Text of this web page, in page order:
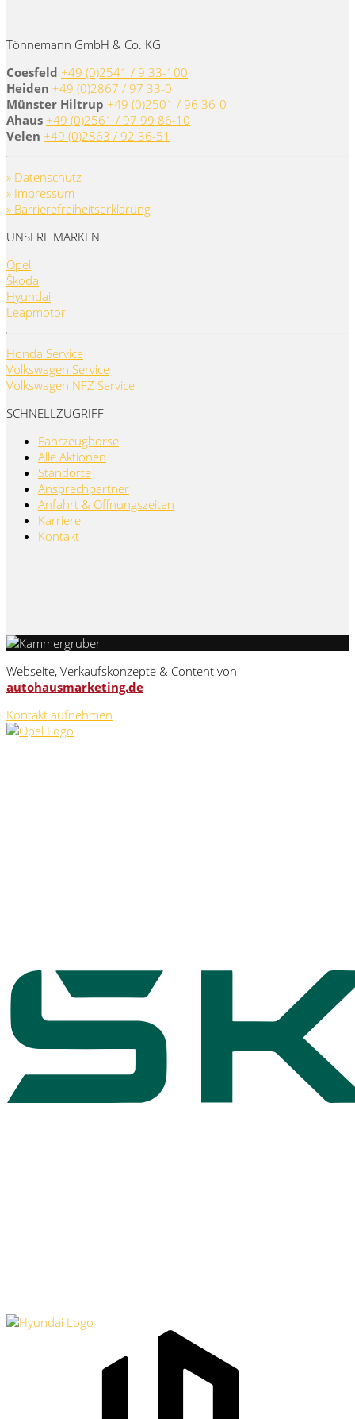
Tönnemann GmbH & Co. KG
Coesfeld +49 (0)2541 / 9 33-100
Heiden +49 (0)2867 / 97 33-0
Münster Hiltrup +49 (0)2501 / 96 36-0
Ahaus +49 (0)2561 / 97 99 86-10
Velen +49 (0)2863 / 92 36-51
» Datenschutz
» Impressum
» Barrierefreiheitserklärung
UNSERE MARKEN
Opel
Škoda
Hyundai
Leapmotor
Honda Service
Volkswagen Service
Volkswagen NFZ Service
SCHNELLZUGRIFF
Fahrzeugbörse
Alle Aktionen
Standorte
Ansprechpartner
Anfahrt & Öffnungszeiten
Karriere
Kontakt
Webseite, Verkaufskonzepte & Content von
autohausmarketing.de
Kontakt aufnehmen